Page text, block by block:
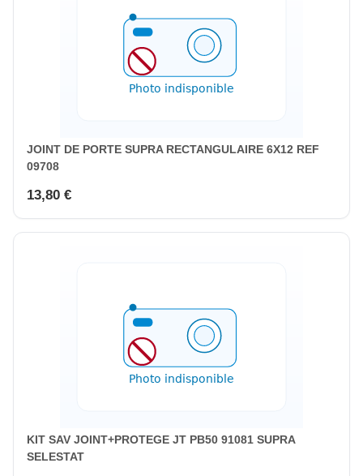
JOINT DE PORTE SUPRA RECTANGULAIRE 6X12 REF
09708
13,80 €
KIT SAV JOINT+PROTEGE JT PB50 91081 SUPRA
SELESTAT